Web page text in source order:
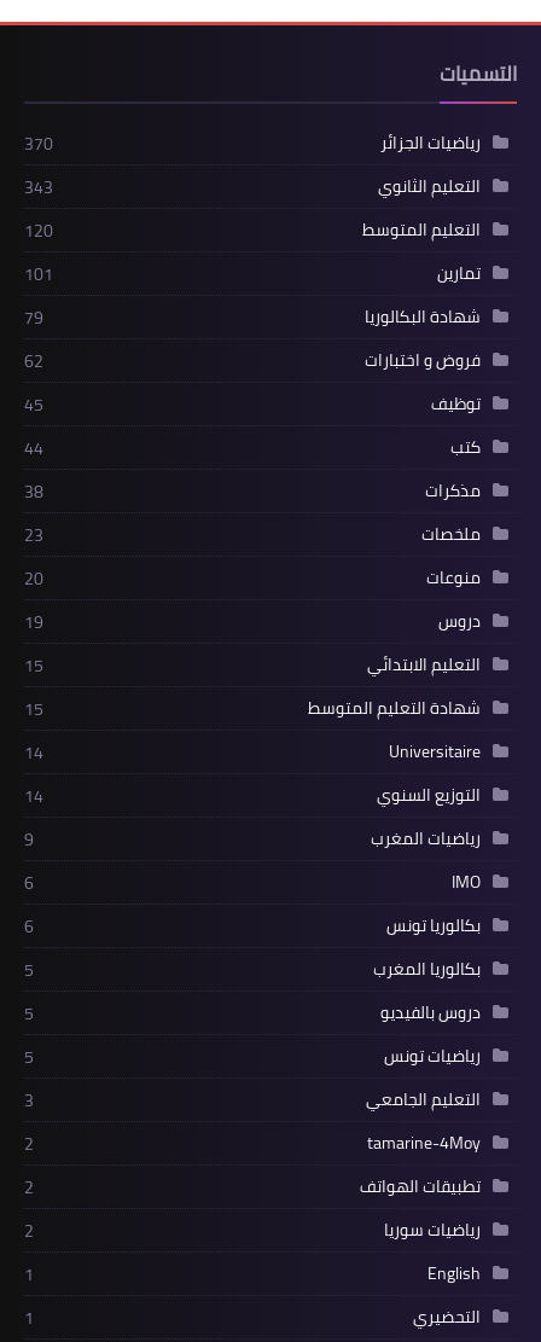
التسميات
رياضيات الجزائر
370
التعليم الثانوي
343
التعليم المتوسط
120
تمارين
101
شهادة البكالوريا
79
فروض و اختبارات
62
توظيف
45
كتب
44
مذكرات
38
ملخصات
23
منوعات
20
دروس
19
التعليم الابتدائي
15
شهادة التعليم المتوسط
15
Universitaire
14
التوزيع السنوي
14
رياضيات المغرب
9
IMO
6
بكالوريا تونس
6
بكالوريا المغرب
5
دروس بالفيديو
5
رياضيات تونس
5
التعليم الجامعي
3
tamarine-4Moy
2
تطبيقات الهواتف
2
رياضيات سوريا
2
English
1
التحضيري
1